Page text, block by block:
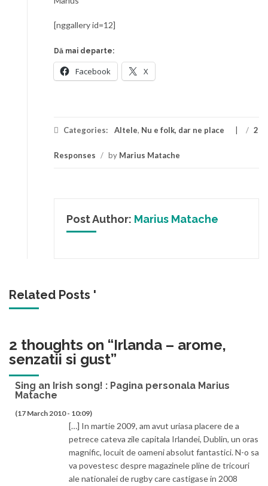
[nggallery id=12]
Dă mai departe:
Facebook X
Categories: Altele, Nu e folk, dar ne place / 2
Responses / by Marius Matache
Post Author: Marius Matache
Related Posts '
2 thoughts on “Irlanda – arome,
senzatii si gust”
Sing an Irish song! : Pagina personala Marius
Matache
(17 March 2010 - 10:09)
[…] In martie 2009, am avut uriasa placere de a
petrece cateva zile capitala Irlandei, Dublin, un oras
magnific, locuit de oameni absolut fantastici. N-o sa
va povestesc despre magazinele pline de tricouri
ale nationalei de rugby care castigase in 2008